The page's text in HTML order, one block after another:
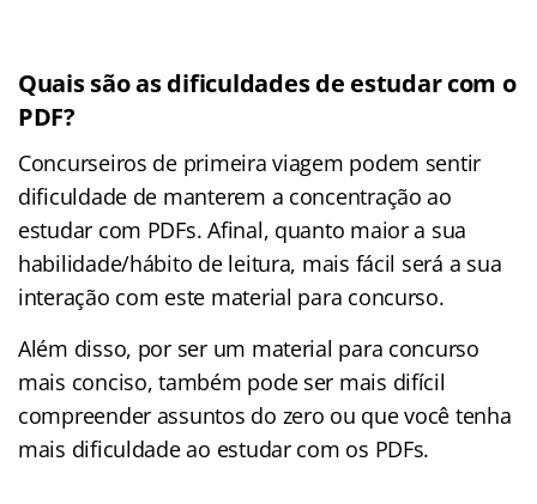
Quais são as dificuldades de estudar com o
PDF?
Concurseiros de primeira viagem podem sentir
dificuldade de manterem a concentração ao
estudar com PDFs. Afinal, quanto maior a sua
habilidade/hábito de leitura, mais fácil será a sua
interação com este material para concurso.
Além disso, por ser um material para concurso
mais conciso, também pode ser mais difícil
compreender assuntos do zero ou que você tenha
mais dificuldade ao estudar com os PDFs.